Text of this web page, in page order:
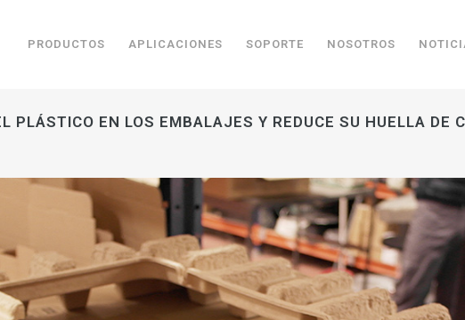
PRODUCTOS APLICACIONES SOPORTE NOSOTROS
PLÁSTICO EN LOS EMBALAJES Y REDUCE SU HUELLA DE